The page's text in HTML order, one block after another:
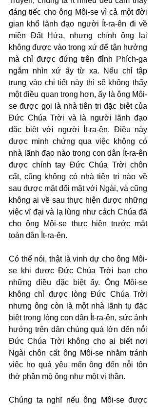
đáng tiếc cho ông Môi-se vì cả một đời
gian khổ lãnh đạo người Ít-ra-ên đi về
miền Đất Hứa, nhưng chính ông lại
không được vào trong xứ để tận hưởng
mà chỉ được đứng trên đỉnh Phích-ga
ngắm nhìn xứ ấy từ xa. Nếu chỉ tập
trung vào chi tiết này thì sẽ không thấy
một điều quan trọng hơn, ấy là ông Môi-
se được gọi là nhà tiên tri đặc biệt của
Đức Chúa Trời và là người lãnh đạo
đặc biệt với người Ít-ra-ên. Điều này
được minh chứng qua việc không có
nhà lãnh đạo nào trong con dân Ít-ra-ên
được chính tay Đức Chúa Trời chôn
cất, cũng không có nhà tiên tri nào về
sau được mặt đối mặt với Ngài, và cũng
không ai về sau thực hiện được những
việc vĩ đại và lạ lùng như cách Chúa đã
cho ông Môi-se thực hiện trước mặt
toàn dân Ít-ra-ên.
Có thể nói, thật là vinh dự cho ông Môi-
se khi được Đức Chúa Trời ban cho
những điều đặc biệt ấy. Ông Môi-se
không chỉ được lòng Đức Chúa Trời
nhưng ông còn là một nhà lãnh tụ đặc
biệt trong lòng con dân Ít-ra-ên, sức ảnh
hưởng trên dân chúng quá lớn đến nỗi
Đức Chúa Trời không cho ai biết nơi
Ngài chôn cất ông Môi-se nhằm tránh
việc họ quá yêu mến ông đến nỗi tôn
thờ phần mộ ông như một vị thần.
Chúng ta nghĩ nếu ông Môi-se được